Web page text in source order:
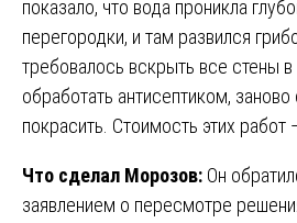
показало, что вода проникла
перегородки, и там развился
требовалось вскрыть все стены
обработать антисептиком, заново
покрасить. Стоимость этих
Что сделал Морозов: Он
заявлением о пересмотре